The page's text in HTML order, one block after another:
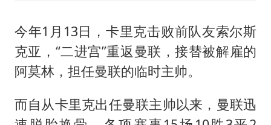
今年1月13日，卡里克击败前队友索尔斯
克亚，“二进宫”重返曼联，接替被解雇的
阿莫林，担任曼联的临时主帅。
而自从卡里克出任曼联主帅以来，曼联迅